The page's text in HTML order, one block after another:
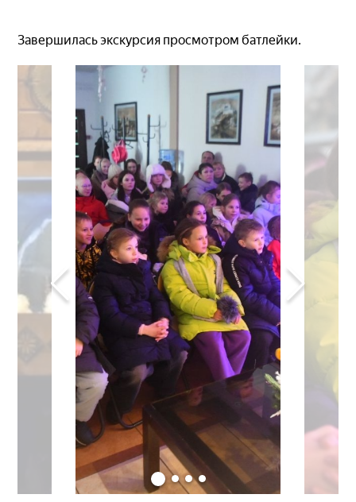
Завершилась экскурсия просмотром батлейки.